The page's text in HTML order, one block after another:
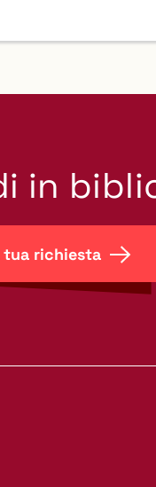
in
tua richiesta